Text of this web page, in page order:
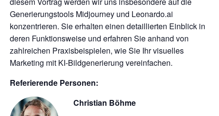
Generierungstools Midjourney und Leonardo.ai
konzentrieren. Sie erhalten einen detaillierten Einblick in
deren Funktionsweise und erfahren Sie anhand von
zahlreichen Praxisbeispielen, wie Sie Ihr visuelles
Marketing mit KI-Bildgenerierung vereinfachen.
Referierende Personen:
Christian Böhme